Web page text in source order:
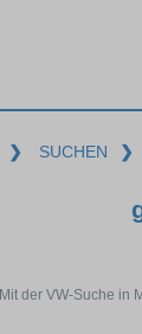
❯ SUCHEN ❯
Mit der VW-Suche in